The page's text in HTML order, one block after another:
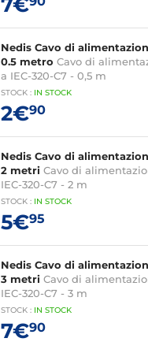
Nedis Cavo di
0.5 metro Cavo di
a IEC-320-C7 - 0,5 m
STOCK : IN STOCK
2€90
Nedis Cavo di
2 metri Cavo di
IEC-320-C7 - 2 m
STOCK : IN STOCK
5€95
Nedis Cavo di
3 metri Cavo di
IEC-320-C7 - 3 m
STOCK : IN STOCK
7€90